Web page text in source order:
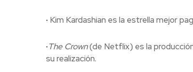
· Kim Kardashian es la estrella mejor
·The Crown(de Netflix) es la
su realización.